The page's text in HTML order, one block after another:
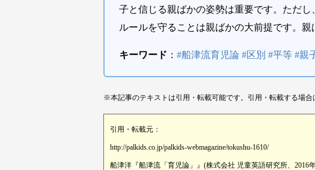
子と信じる親ばかの姿勢は重要です。ただ
ルールを守ることは親ばかの大前提です。
キーワード ： #船津流育児論 #区別 #平等 #親
※本記事のテキストは引用・転載可能です。引用・転載する場合
引用・転載元：
http://palkids.co.jp/palkids-webmagazine/tokushu-1610/
船津洋『船津流「育児論」』(株式会社 児童英語研究所、2016